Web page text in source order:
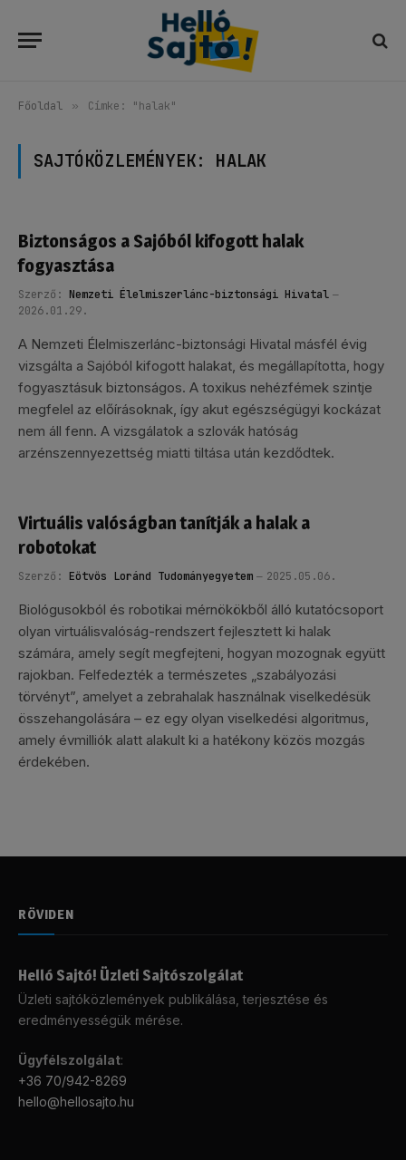
Főoldal » Címke: "halak"
SAJTÓKÖZLEMÉNYEK: HALAK
Biztonságos a Sajóból kifogott halak
fogyasztása
Szerző: Nemzeti Élelmiszerlánc-biztonsági Hivatal
2026.01.29.
A Nemzeti Élelmiszerlánc-biztonsági Hivatal másfél évig
vizsgálta a Sajóból kifogott halakat, és megállapította, hogy
fogyasztásuk biztonságos. A toxikus nehézfémek szintje
megfelel az előírásoknak, így akut egészségügyi kockázat
nem áll fenn. A vizsgálatok a szlovák hatóság
arzénszennyezettség miatti tiltása után kezdődtek.
Virtuális valóságban tanítják a halak a
robotokat
Szerző: Eötvös Loránd Tudományegyetem 2025.05.06.
Biológusokból és robotikai mérnökökből álló kutatócsoport
olyan virtuálisvalóság-rendszert fejlesztett ki halak
számára, amely segít megfejteni, hogyan mozognak együtt
rajokban. Felfedezték a természetes „szabályozási
törvényt”, amelyet a zebrahalak használnak viselkedésük
összehangolására – ez egy olyan viselkedési algoritmus,
amely évmilliók alatt alakult ki a hatékony közös mozgás
érdekében.
RÖVIDEN
Helló Sajtó! Üzleti Sajtószolgálat
Üzleti sajtóközlemények publikálása, terjesztése és
eredményességük mérése.
Ügyfélszolgálat:
+36 70/942-8269
hello@hellosajto.hu